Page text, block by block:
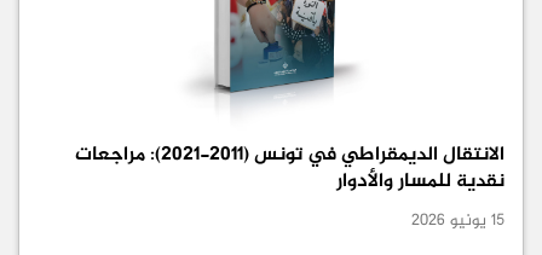
الانتقال الديمقراطي في تونس (2011-2021): مراجعات
نقدية للمسار والأدوار
15 يونيو 2026